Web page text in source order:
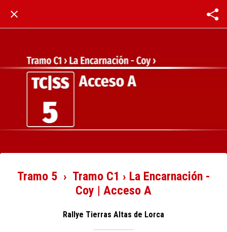
Tramo 5 › Tramo C1 › La Encarnación -
Coy | Acceso A
Rallye Tierras Altas de Lorca